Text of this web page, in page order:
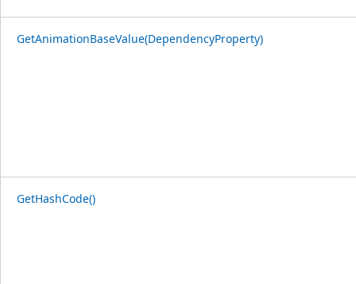
GetAnimationBaseValue(DependencyProperty)
GetHashCode()